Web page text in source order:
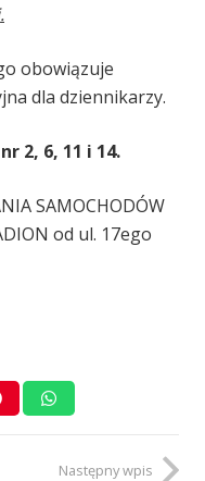
obowiązuje
dla dziennikarzy.
2, 6, 11 i 14.
SAMOCHODÓW
od ul. 17ego
Następny wpis